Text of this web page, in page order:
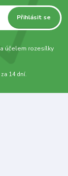
Přihlásit se
účelem rozesílky
14 dní.